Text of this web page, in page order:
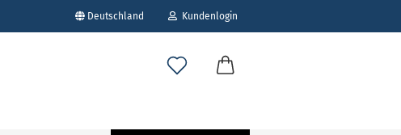
Deutschland Kundenlogin